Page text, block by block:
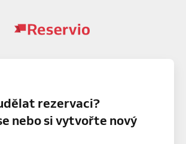
rezervaci?
nebo si vytvořte nový